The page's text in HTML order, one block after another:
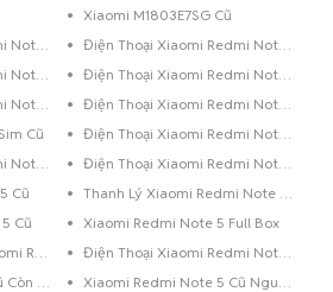
Xiaomi M1803E7SG Cũ
Điện Thoại Xiaomi Redmi Note 5 Xanh Dương
Điện Thoại Xiaomi Redmi Note 5 Dưới 8GB Xanh Lá
Điện Thoại Xiaomi Redmi Note 5 Dưới 8GB Hồng
Điện Thoại Xiaomi Redmi Note 5 Dưới 8GB Đỏ
Điện Thoại Xiaomi Redmi Note 5 Dưới 8GB Đen
Điện Thoại Xiaomi Redmi Note 5 Đen
Cũ
Điện Thoại Xiaomi Redmi Note 5 128GB Xanh Dương
Điện Thoại Xiaomi Redmi Note 5 128GB Vàng
Điện Thoại Xiaomi Redmi Note 5 128GB Đen Bóng
Cũ
Thanh Lý Xiaomi Redmi Note 5 Cũ
Cũ
Xiaomi Redmi Note 5 Full Box
Giao Lưu Điện Thoại Xiaomi Redmi Note 5
Điện Thoại Xiaomi Redmi Note 5 Trả Góp
Xiaomi Redmi Note 5 Cũ Còn Bảo Hành
Xiaomi Redmi Note 5 Cũ Nguyên Zin